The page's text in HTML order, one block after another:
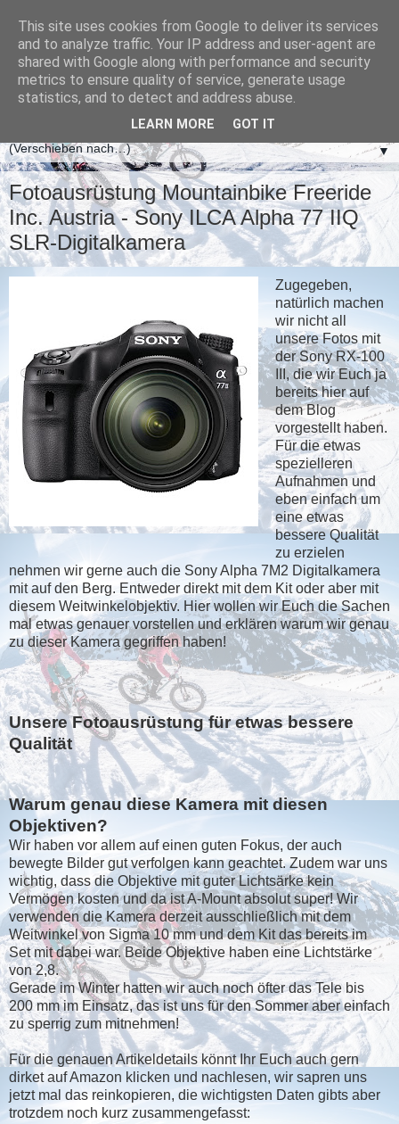
▼
Fotoausrüstung Mountainbike Freeride
Inc. Austria - Sony ILCA Alpha 77 IIQ
SLR-Digitalkamera
Zugegeben,
natürlich machen
wir nicht all
unsere Fotos mit
der Sony RX-100
III, die wir Euch ja
bereits hier auf
dem Blog
vorgestellt haben.
Für die etwas
spezielleren
Aufnahmen und
eben einfach um
eine etwas
bessere Qualität
zu erzielen
nehmen wir gerne auch die Sony Alpha 7M2 Digitalkamera
mit auf den Berg. Entweder direkt mit dem Kit oder aber mit
diesem Weitwinkelobjektiv. Hier wollen wir Euch die Sachen
mal etwas genauer vorstellen und erklären warum wir genau
zu dieser Kamera gegriffen haben!
Unsere Fotoausrüstung für etwas bessere
Qualität
Warum genau diese Kamera mit diesen
Objektiven?
Wir haben vor allem auf einen guten Fokus, der auch
bewegte Bilder gut verfolgen kann geachtet. Zudem war uns
wichtig, dass die Objektive mit guter Lichtsärke kein
Vermögen kosten und da ist A-Mount absolut super! Wir
verwenden die Kamera derzeit ausschließlich mit dem
Weitwinkel von Sigma 10 mm und dem Kit das bereits im
Set mit dabei war. Beide Objektive haben eine Lichtstärke
von 2,8.
Gerade im Winter hatten wir auch noch öfter das Tele bis
200 mm im Einsatz, das ist uns für den Sommer aber einfach
zu sperrig zum mitnehmen!
Für die genauen Artikeldetails könnt Ihr Euch auch gern
dirket auf Amazon klicken und nachlesen, wir sapren uns
jetzt mal das reinkopieren, die wichtigsten Daten gibts aber
trotzdem noch kurz zusammengefasst:
This site uses cookies from Google to deliver its services
and to analyze traffic. Your IP address and user-agent are
shared with Google along with performance and security
metrics to ensure quality of service, generate usage
statistics, and to detect and address abuse.
LEARN MORE GOT IT